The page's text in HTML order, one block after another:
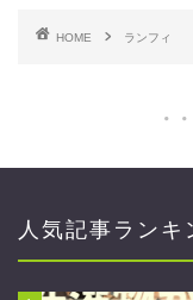
HOME ランフィ
人気記事ランキ